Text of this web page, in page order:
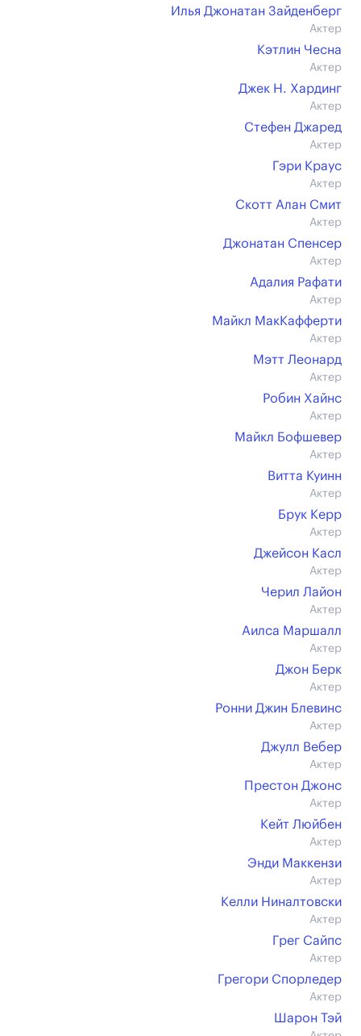
Илья Джонатан Зайденберг
Актер
Кэтлин Чесна
Актер
Джек Н. Хардинг
Актер
Стефен Джаред
Актер
Гэри Краус
Актер
Скотт Алан Смит
Актер
Джонатан Спенсер
Актер
Адалия Рафати
Актер
Майкл МакКафферти
Актер
Мэтт Леонард
Актер
Робин Хайнс
Актер
Майкл Бофшевер
Актер
Витта Куинн
Актер
Брук Керр
Актер
Джейсон Касл
Актер
Черил Лайон
Актер
Аилса Маршалл
Актер
Джон Берк
Актер
Ронни Джин Блевинс
Актер
Джулл Вебер
Актер
Престон Джонс
Актер
Кейт Люйбен
Актер
Энди Маккензи
Актер
Келли Ниналтовски
Актер
Грег Сайпс
Актер
Грегори Спорледер
Актер
Шарон Тэй